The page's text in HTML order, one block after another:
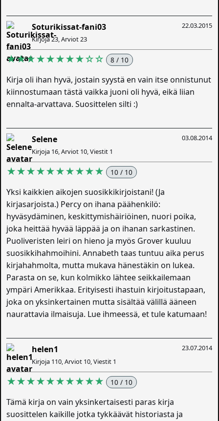
22.03.2015
Soturikissat-fani03
Kirjoja 23, Arviot 23
★★★★★★★★☆☆ 8 / 10
Kirja oli ihan hyvä, jostain syystä en vain itse onnistunut
kiinnostumaan tästä vaikka juoni oli hyvä, eikä liian
ennalta-arvattava. Suosittelen silti :)
03.08.2014
Selene
Kirjoja 16, Arviot 10, Viestit 1
★★★★★★★★★★ 10 / 10
Yksi kaikkien aikojen suosikkikirjoistani! (Ja
kirjasarjoista.) Percy on ihana päähenkilö:
hyväsydäminen, keskittymishäiriöinen, nuori poika,
joka heittää hyvää läppää ja on ihanan sarkastinen.
Puoliveristen leiri on hieno ja myös Grover kuuluu
suosikkihahmoihini. Annabeth taas tuntuu aika perus
kirjahahmolta, mutta mukava hänestäkin on lukea.
Parasta on se, kun kolmikko lähtee seikkailemaan
ympäri Amerikkaa. Erityisesti ihastuin kirjoitustapaan,
joka on yksinkertainen mutta sisältää välillä ääneen
naurattavia ilmaisuja. Lue ihmeessä, et tule katumaan!
23.07.2014
helen1
Kirjoja 110, Arviot 10, Viestit 1
★★★★★★★★★★ 10 / 10
Tämä kirja on vain yksinkertaisesti paras kirja
suosittelen kaikille jotka tykkäävät historiasta ja